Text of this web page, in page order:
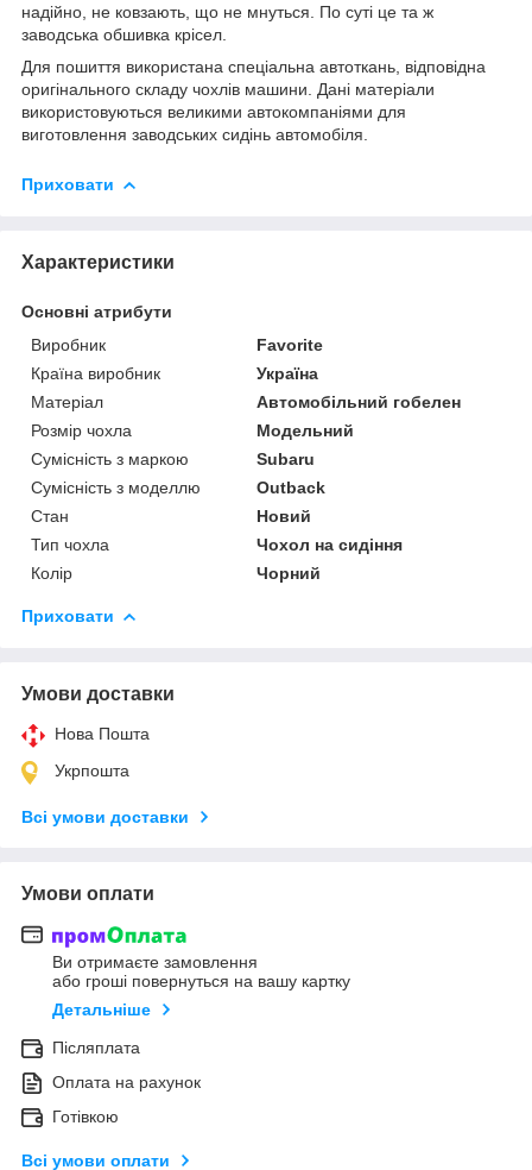
надійно, не ковзають, що не мнуться. По суті це та ж
заводська обшивка крісел.
Для пошиття використана спеціальна автоткань, відповідна
оригінального складу чохлів машини. Дані матеріали
використовуються великими автокомпаніями для
виготовлення заводських сидінь автомобіля.
Приховати
Характеристики
Основні атрибути
Виробник
Favorite
Країна виробник
Україна
Матеріал
Автомобільний гобелен
Розмір чохла
Модельний
Сумісність з маркою
Subaru
Сумісність з моделлю
Outback
Стан
Новий
Тип чохла
Чохол на сидіння
Колір
Чорний
Приховати
Умови доставки
Нова Пошта
Укрпошта
Всі умови доставки
Умови оплати
Ви отримаєте замовлення
або гроші повернуться на вашу картку
Детальніше
Післяплата
Оплата на рахунок
Готівкою
Всі умови оплати